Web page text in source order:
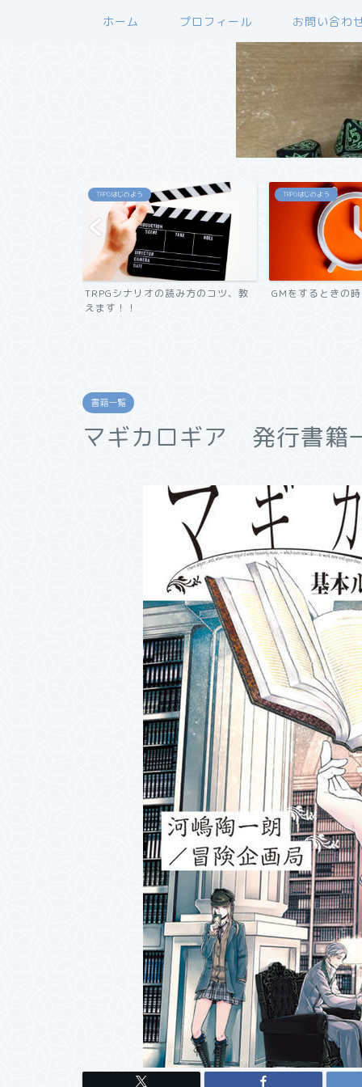
ホーム プロフィール お問い合わ
TRPGはじめよう
TRPGシナリオの読み方のコツ、教
えます！！
TRPGはじめよう
GMをするときの
書籍一覧
マギカロギア 発行書籍